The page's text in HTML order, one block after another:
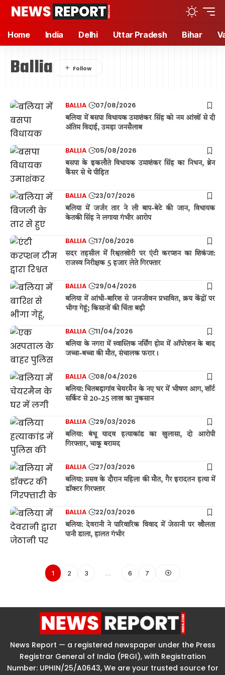
Home India Delhi Uttar Pradesh Bihar
Ballia
BALLIA 07/08/2026
बलिया में बसपा विधायक उमाशंकर सिंह को नम आंखों से दी
अंतिम विदाई, उमड़ा जनसैलाब
BALLIA 05/08/2026
बसपा के इकलौते विधायक उमाशंकर सिंह का निधन, ब्रेन
कैंसर से थे पीड़ित
BALLIA 23/07/2026
बलिया में जर्जर तार ने ली बाप-बेटे की जान, विधायक
केतकी सिंह ने लगाया गंभीर आरोप
BALLIA 17/06/2026
सदर तहसील में रिश्वतखोरी पर एंटी करप्शन का शिकंजा:
राजस्व निरीक्षक 5 हजार लेते गिरफ्तार
BALLIA 29/04/2026
बलिया में आंधी-बारिश से जनजीवन प्रभावित, क्रय केंद्रों पर
भीगा गेहूं; किसानों की चिंता बढ़ी
BALLIA 11/04/2026
बलिया के नगरा में स्वास्तिक नर्सिंग होम में ऑपरेशन के बाद
जच्चा-बच्चा की मौत, संचालक फरार।
BALLIA 08/04/2026
बलिया: चितबड़ागांव चेयरमैन के नए घर में भीषण आग, शॉर्ट
सर्किट से 20-25 लाख का नुकसान
BALLIA 29/03/2026
बलिया: बंधू यादव हत्याकांड का खुलासा, दो आरोपी
गिरफ्तार, चाकू बरामद
BALLIA 27/03/2026
बलिया: प्रसव के दौरान महिला की मौत, गैर इरादतन हत्या में
डॉक्टर गिरफ्तार
BALLIA 22/03/2026
बलिया: देवरानी ने पारिवारिक विवाद में जेठानी पर खौलता
पानी डाला, हालत गंभीर
1 2 3 … 6 7
News Report — a registered newspaper under the Press
Registrar General of India (PRGI), with Registration
Number: UPHIN/25/A0643, We are your trusted source for